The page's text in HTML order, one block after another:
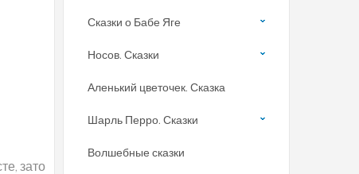
зато
Сказки о Бабе Яге
Носов. Сказки
Аленький цветочек. Сказка
Шарль Перро. Сказки
Волшебные сказки